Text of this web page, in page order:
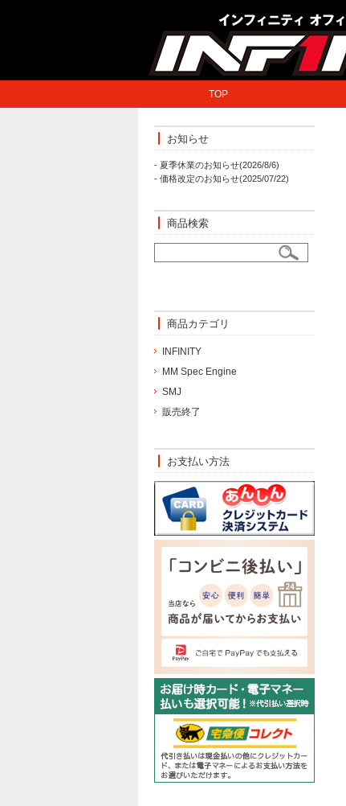
TOP
お知らせ
- 夏季休業のお知らせ(2026/8/6)
- 価格改定のお知らせ(2025/07/22)
商品検索
商品カテゴリ
INFINITY
MM Spec Engine
SMJ
販売終了
お支払い方法